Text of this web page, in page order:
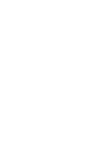
です❤️ ありがとうござ